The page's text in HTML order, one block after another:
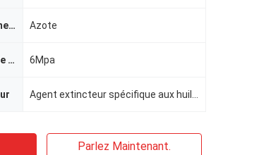
Nom du gaz d'entraînement Azote
Pression de remplissage de la bouteille de conduite 6Mpa
Parlez Maintenant.